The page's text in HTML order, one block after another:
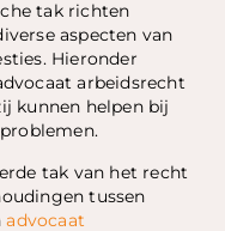
tak richten
aspecten van
Hieronder
arbeidsrecht
kunnen helpen bij
tak van het recht
tussen
advocaat